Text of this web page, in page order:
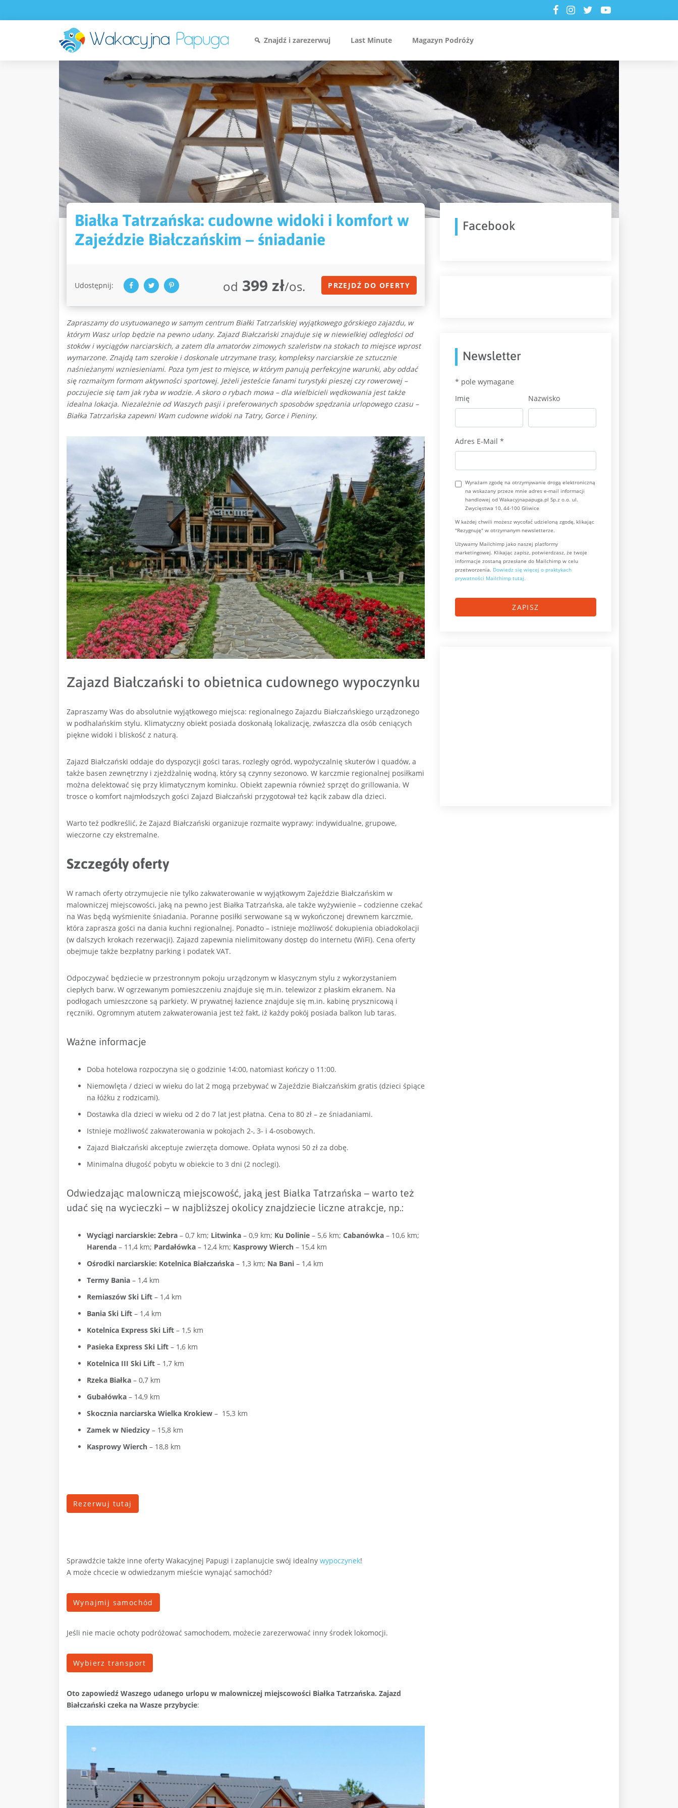
Znajdź i zarezerwuj Last Minute Magazyn Podróży
Białka Tatrzańska: cudowne widoki i komfort w
Zajeździe Białczańskim – śniadanie
Udostępnij: od 399 zł/os. PRZEJDŹ DO OFERTY
Zapraszamy do usytuowanego w samym centrumBiałki Tatrzańskiej wyjątkowego górskiego zajazdu, w
którym Wasz urlop będzie na pewno udany. Zajazd Białczański znajduje się w niewielkiej odległości od
stoków i wyciągów narciarskich, a zatem dla amatorów zimowych szaleństw na stokach to miejsce wprost
wymarzone. Znajdą tam szerokie i doskonale utrzymane trasy, kompleksy narciarskie ze sztucznie
naśnieżanymi wzniesieniami. Poza tym jest to miejsce, w którym panują perfekcyjne warunki, aby oddać
się rozmaitym formom aktywności sportowej. Jeżeli jesteście fanami turystyki pieszej czy rowerowej –
poczujecie się tam jak ryba w wodzie. A skoro o rybach mowa – dla wielbicieli wędkowania jest także
idealna lokacja. Niezależnie od Waszych pasji i preferowanych sposobów spędzania urlopowego czasu –
Białka Tatrzańska zapewni Wam cudowne widoki na Tatry, Gorce i Pieniny.
Zajazd Białczański to obietnica cudownego wypoczynku
Zapraszamy Was do absolutnie wyjątkowego miejsca: regionalnego Zajazdu Białczańskiego urządzonego
w podhalańskim stylu. Klimatyczny obiekt posiada doskonałą lokalizację, zwłaszcza dla osób ceniących
piękne widoki i bliskość z naturą.
Zajazd Białczański oddaje do dyspozycji gości taras, rozległy ogród, wypożyczalnię skuterów i quadów, a
także basen zewnętrzny i zjeżdżalnię wodną, który są czynny sezonowo. W karczmie regionalnej posiłkami
można delektować się przy klimatycznym kominku. Obiekt zapewnia również sprzęt do grillowania. W
trosce o komfort najmłodszych gości Zajazd Białczański przygotował też kącik zabaw dla dzieci.
Warto też podkreślić, że Zajazd Białczański organizuje rozmaite wyprawy: indywidualne, grupowe,
wieczorne czy ekstremalne.
Szczegóły oferty
W ramach oferty otrzymujecie nie tylko zakwaterowanie w wyjątkowym Zajeździe Białczańskim w
malowniczej miejscowości, jaką na pewno jest Białka Tatrzańska, ale także wyżywienie – codzienne czekać
na Was będą wyśmienite śniadania. Poranne posiłki serwowane są w wykończonej drewnem karczmie,
która zaprasza gości na dania kuchni regionalnej. Ponadto – istnieje możliwość dokupienia obiadokolacji
(w dalszych krokach rezerwacji). Zajazd zapewnia nielimitowany dostęp do internetu (WiFi). Cena oferty
obejmuje także bezpłatny parking i podatek VAT.
Odpoczywać będziecie w przestronnym pokoju urządzonym w klasycznym stylu z wykorzystaniem
ciepłych barw. W ogrzewanym pomieszczeniu znajduje się m.in. telewizor z płaskim ekranem. Na
podłogach umieszczone są parkiety. W prywatnej łazience znajduje się m.in. kabinę prysznicową i
ręczniki. Ogromnym atutem zakwaterowania jest też fakt, iż każdy pokój posiada balkon lub taras.
Ważne informacje
Doba hotelowa rozpoczyna się o godzinie 14:00, natomiast kończy o 11:00.
Niemowlęta / dzieci w wieku do lat 2 mogą przebywać w Zajeździe Białczańskim gratis (dzieci śpiące
na łóżku z rodzicami).
Dostawka dla dzieci w wieku od 2 do 7 lat jest płatna. Cena to 80 zł – ze śniadaniami.
Istnieje możliwość zakwaterowania w pokojach 2-, 3- i 4-osobowych.
Zajazd Białczański akceptuje zwierzęta domowe. Opłata wynosi 50 zł za dobę.
Minimalna długość pobytu w obiekcie to 3 dni (2 noclegi).
Odwiedzając malowniczą miejscowość, jaką jest Białka Tatrzańska – warto też
udać się na wycieczki – w najbliższej okolicy znajdziecie liczne atrakcje, np.:
Wyciągi narciarskie: Zebra – 0,7 km; Litwinka – 0,9 km; Ku Dolinie – 5,6 km; Cabanówka – 10,6 km;
Harenda – 11,4 km; Pardałówka – 12,4 km; Kasprowy Wierch – 15,4 km
Ośrodki narciarskie: Kotelnica Białczańska – 1,3 km; Na Bani – 1,4 km
Termy Bania – 1,4 km
Remiaszów Ski Lift – 1,4 km
Bania Ski Lift – 1,4 km
Kotelnica Express Ski Lift – 1,5 km
Pasieka Express Ski Lift – 1,6 km
Kotelnica III Ski Lift – 1,7 km
Rzeka Białka – 0,7 km
Gubałówka – 14,9 km
Skocznia narciarska Wielka Krokiew – 15,3 km
Zamek w Niedzicy – 15,8 km
Kasprowy Wierch – 18,8 km
Rezerwuj tutaj
Sprawdźcie także inne oferty Wakacyjnej Papugi i zaplanujcie swój idealny wypoczynek!
A może chcecie w odwiedzanym mieście wynająć samochód?
Wynajmij samochód
Jeśli nie macie ochoty podróżować samochodem, możecie zarezerwować inny środek lokomocji.
Wybierz transport
Oto zapowiedź Waszego udanego urlopu w malowniczej miejscowości Białka Tatrzańska. Zajazd
Białczański czeka na Wasze przybycie:
Facebook
Newsletter
* pole wymagane
Imię
Nazwisko
Adres E-Mail *
Wyrażam zgodę na otrzymywanie drogą elektroniczną
na wskazany przeze mnie adres e-mail informacji
handlowej od Wakacyjnapapuga.pl Sp.z o.o. ul.
Zwycięstwa 10, 44-100 Gliwice
W każdej chwili możesz wycofać udzieloną zgodę, klikając
"Rezygnuję" w otrzymanym newsletterze.
Używamy Mailchimp jako naszej platformy
marketingowej. Klikając zapisz, potwierdzasz, że twoje
informacje zostaną przesłane do Mailchimp w celu
przetworzenia. Dowiedz się więcej o praktykach
prywatności Mailchimp tutaj.
ZAPISZ